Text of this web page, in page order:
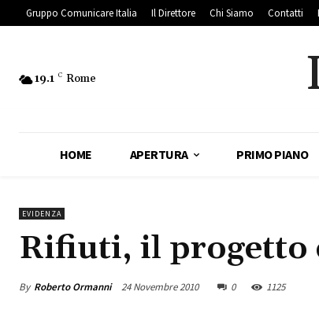
Gruppo Comunicare Italia Il Direttore Chi Siamo Contatti
19.1 C Rome
HOME APERTURA PRIMO PIANO
EVIDENZA
Rifiuti, il progetto
By Roberto Ormanni 24 Novembre 2010 0 1125